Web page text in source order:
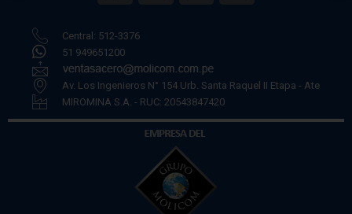
Central: 512-3376
51 949651200
Av. Los Ingenieros N° 154 Urb. Santa Raquel II Etapa - Ate
MIROMINA S.A. - RUC: 20543847420